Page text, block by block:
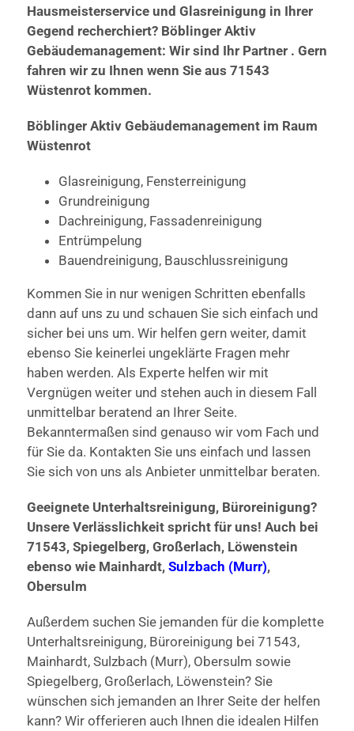
Hausmeisterservice und Glasreinigung in Ihrer
Gegend recherchiert? Böblinger Aktiv
Gebäudemanagement: Wir sind Ihr Partner . Gern
fahren wir zu Ihnen wenn Sie aus 71543
Wüstenrot kommen.
Böblinger Aktiv Gebäudemanagement im Raum
Wüstenrot
Glasreinigung, Fensterreinigung
Grundreinigung
Dachreinigung, Fassadenreinigung
Entrümpelung
Bauendreinigung, Bauschlussreinigung
Kommen Sie in nur wenigen Schritten ebenfalls
dann auf uns zu und schauen Sie sich einfach und
sicher bei uns um. Wir helfen gern weiter, damit
ebenso Sie keinerlei ungeklärte Fragen mehr
haben werden. Als Experte helfen wir mit
Vergnügen weiter und stehen auch in diesem Fall
unmittelbar beratend an Ihrer Seite.
Bekanntermaßen sind genauso wir vom Fach und
für Sie da. Kontakten Sie uns einfach und lassen
Sie sich von uns als Anbieter unmittelbar beraten.
Geeignete Unterhaltsreinigung, Büroreinigung?
Unsere Verlässlichkeit spricht für uns! Auch bei
71543, Spiegelberg, Großerlach, Löwenstein
ebenso wie Mainhardt, Sulzbach (Murr),
Obersulm
Außerdem suchen Sie jemanden für die komplette
Unterhaltsreinigung, Büroreinigung bei 71543,
Mainhardt, Sulzbach (Murr), Obersulm sowie
Spiegelberg, Großerlach, Löwenstein? Sie
wünschen sich jemanden an Ihrer Seite der helfen
kann? Wir offerieren auch Ihnen die idealen Hilfen